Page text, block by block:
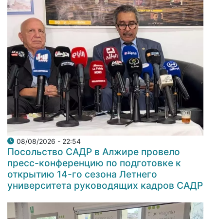
08/08/2026 - 22:54
Посольство САДР в Алжире провело
пресс-конференцию по подготовке к
открытию 14-го сезона Летнего
университета руководящих кадров САДР